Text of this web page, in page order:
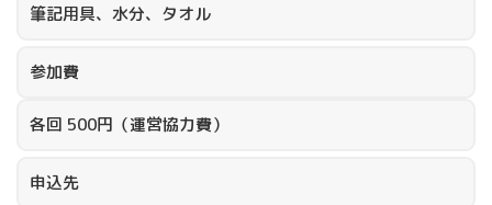
筆記用具、水分、タオル
参加費
各回 500円（運営協力費）
申込先